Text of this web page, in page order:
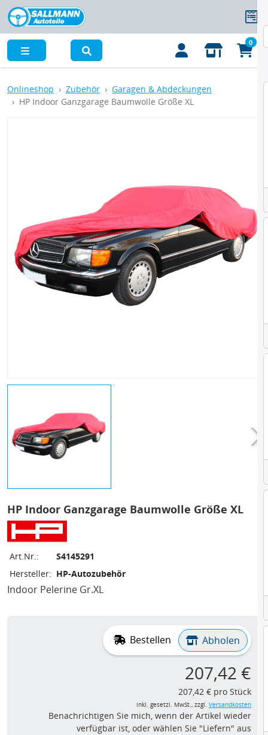
0
Onlineshop Zubehör
Garagen & Abdeckungen
HP Indoor Ganzgarage Baumwolle Größe XL
HP Indoor Ganzgarage Baumwolle Größe XL
Art.Nr.:
S4145291
Hersteller: HP-Autozubehör
Indoor Pelerine Gr.XL
Bestellen Abholen
207,42 €
207,42 € pro Stück
inkl. gesetzl. MwSt., zzgl. Versandkosten
Benachrichtigen Sie mich, wenn der Artikel wieder
verfügbar ist, oder wählen Sie "Liefern" aus